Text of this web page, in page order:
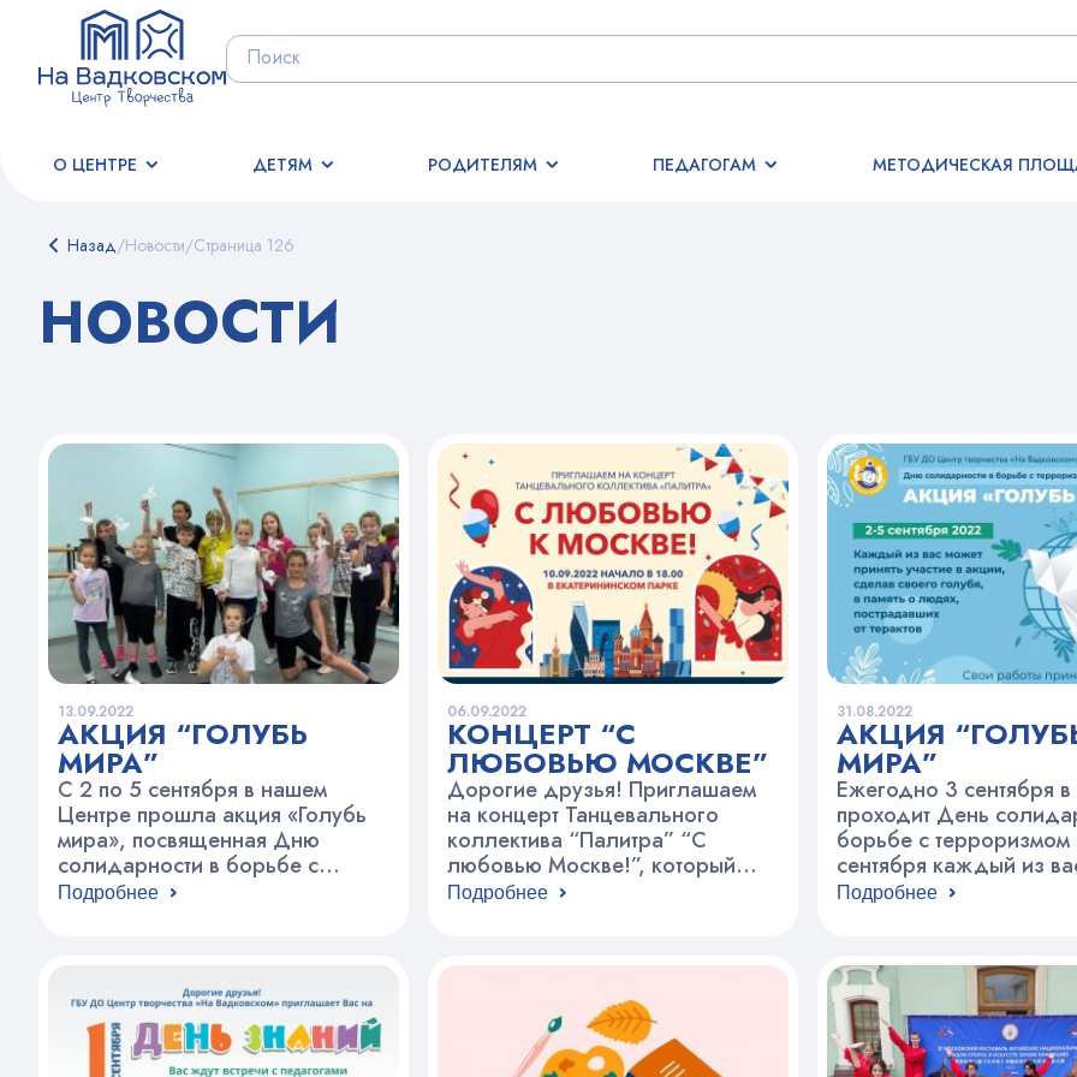
О ЦЕНТРЕ ДЕТЯМ РОДИТЕЛЯМ ПЕДАГОГАМ МЕТОДИЧЕСКАЯ
Назад/Новости/Страница 126
НОВОСТИ
13.09.2022
АКЦИЯ “ГОЛУБЬ
МИРА”
С 2 по 5 сентября в нашем
Центре прошла акция «Голубь
мира», посвященная Дню
солидарности в борьбе с
терроризмом и в память о
нашего Центра подписали уже
готовых птиц посланиями мира и
добрыми пожеланиями в новом
учебном году, а ещё создавали
Подробнее
06.09.2022
КОНЦЕРТ “С
ЛЮБОВЬЮ МОСКВЕ”
Дорогие друзья! Приглашаем
на концерт Танцевального
коллектива “Палитра” “С
любовью Москве!”, который
состоится 10 сентября в 18.00 в
Подробнее
31.08.2022
АКЦИЯ
МИРА”
Ежегодно 3 сентября в
проходит День
борьбе с
сентября каждый из
принять участие в акции
надежды. Вы можете
его в любой технике.
свои работы в 111 каб.
Подробнее